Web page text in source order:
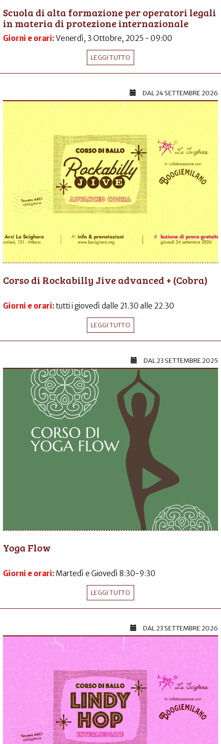
Scuola di alta formazione per operatori legali
in materia di protezione internazionale
Giorni e orari:Venerdì, 3 Ottobre, 2025 - 09:00
LEGGI TUTTO
DAL24 SETTEMBRE 2026
Corso di Rockabilly Jive advanced + (Cobra)
Giorni e orari:tutti i giovedì dalle 21.30 alle 22.30
LEGGI TUTTO
DAL23 SETTEMBRE 2025
Yoga Flow
Giorni e orari: Martedì e Giovedì 8:30-9:30
LEGGI TUTTO
DAL23 SETTEMBRE 2026